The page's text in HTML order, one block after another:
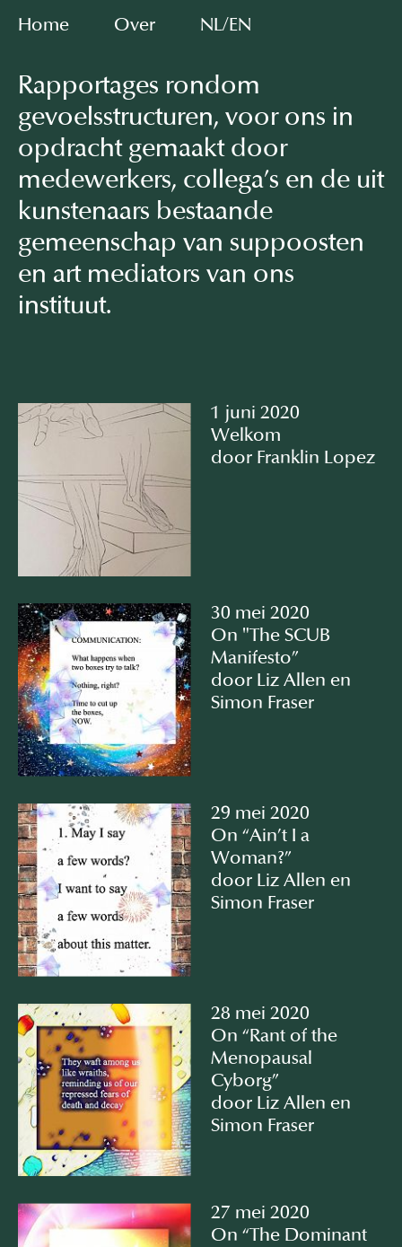
Home Over NL/EN
Rapportages rondom
gevoelsstructuren, voor ons in
opdracht gemaakt door
medewerkers, collega’s en de uit
kunstenaars bestaande
gemeenschap van suppoosten
en art mediators van ons
instituut.
1 juni 2020
Welkom
door Franklin Lopez
30 mei 2020
On "The SCUB
Manifesto”
door Liz Allen en
Simon Fraser
29 mei 2020
On “Ain’t I a
Woman?”
door Liz Allen en
Simon Fraser
28 mei 2020
On “Rant of the
Menopausal
Cyborg”
door Liz Allen en
Simon Fraser
27 mei 2020
On “The Dominant